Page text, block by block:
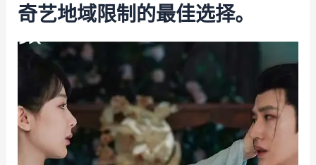
奇艺地域限制的最佳选择。